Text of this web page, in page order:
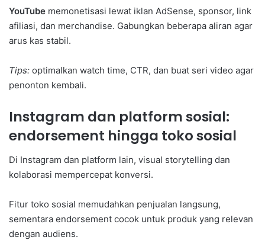
YouTube memonetisasi lewat iklan AdSense, sponsor, link
afiliasi, dan merchandise. Gabungkan beberapa aliran agar
arus kas stabil.
Tips: optimalkan watch time, CTR, dan buat seri video agar
penonton kembali.
Instagram dan platform sosial:
endorsement hingga toko sosial
Di Instagram dan platform lain, visual storytelling dan
kolaborasi mempercepat konversi.
Fitur toko sosial memudahkan penjualan langsung,
sementara endorsement cocok untuk produk yang relevan
dengan audiens.